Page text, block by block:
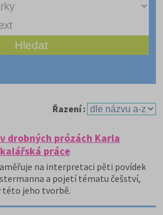
Řazení :
drobných prózách Karla
práce
na interpretaci pěti povídek
a pojetí tématu češství,
této jeho tvorbě.